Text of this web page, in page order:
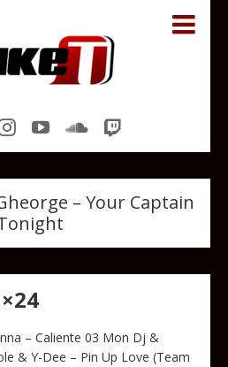
– Your Captain
– Caliente 03 Mon Dj &
& Y-Dee – Pin Up Love (Team